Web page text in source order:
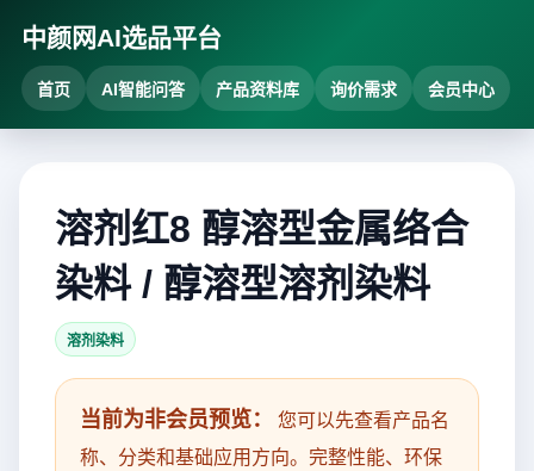
中颜网AI选品平台
首页 AI智能问答 产品资料库 询价需求 会员中心
溶剂红8 醇溶型金属络合
染料 / 醇溶型溶剂染料
溶剂染料
当前为非会员预览：
您可以先查看产品名
称、分类和基础应用方向。完整性能、环保